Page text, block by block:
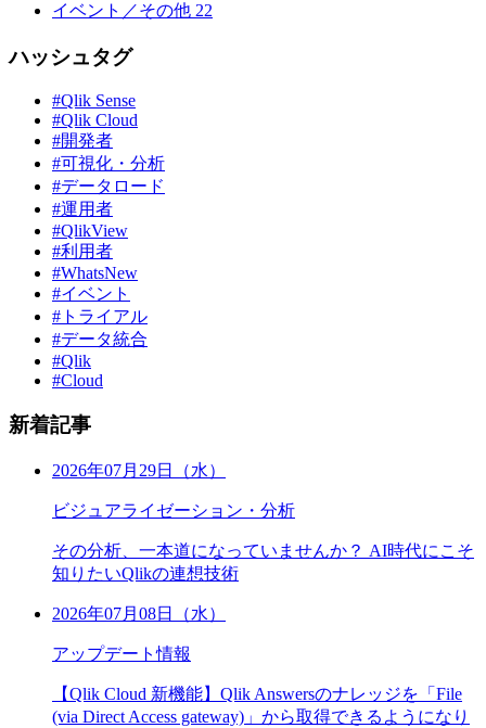
イベント／その他 22
ハッシュタグ
#Qlik Sense
#Qlik Cloud
#開発者
#可視化・分析
#データロード
#運用者
#QlikView
#利用者
#WhatsNew
#イベント
#トライアル
#データ統合
#Qlik
#Cloud
新着記事
2026年07月29日（水）
ビジュアライゼーション・分析
その分析、一本道になっていませんか？ AI時代にこそ
知りたいQlikの連想技術
2026年07月08日（水）
アップデート情報
【Qlik Cloud 新機能】Qlik Answersのナレッジを「File
(via Direct Access gateway)」から取得できるようになり